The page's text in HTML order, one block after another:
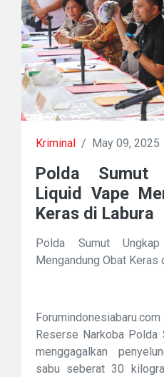
Kriminal / May 09, 2025
Polda Sumut
Liquid Vape
Keras di Labura
Polda Sumut
Mengandung Obat Keras
Reserse Narkoba Polda
menggagalkan
sabu seberat 30